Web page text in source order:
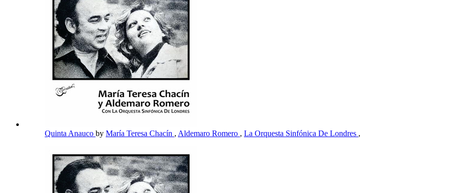
Quinta Anauco by María Teresa Chacín , Aldemaro Romero , La Orquesta Sinfónica De Londres ,